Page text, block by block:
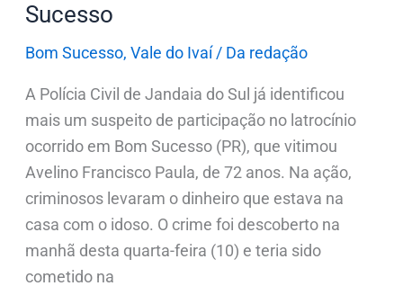
Sucesso
Bom Sucesso, Vale do Ivaí/ Da redação
A Polícia Civil de Jandaia do Sul já identificou
mais um suspeito de participação no latrocínio
ocorrido em Bom Sucesso (PR), que vitimou
Avelino Francisco Paula, de 72 anos. Na ação,
criminosos levaram o dinheiro que estava na
casa com o idoso. O crime foi descoberto na
manhã desta quarta-feira (10) e teria sido
cometido na